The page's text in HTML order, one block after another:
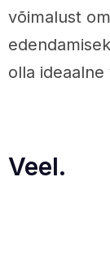
võimalust
olla ideaalne
Veel.